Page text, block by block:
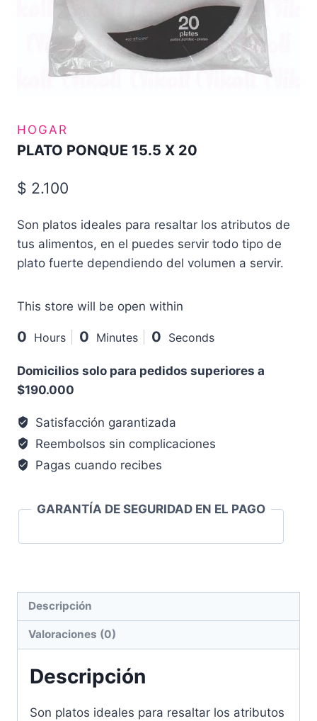
HOGAR
PLATO PONQUE 15.5 X 20
$ 2.100
Son platos ideales para resaltar los atributos de
tus alimentos, en el puedes servir todo tipo de
plato fuerte dependiendo del volumen a servir.
This store will be open within
0 Hours 0 Minutes 0 Seconds
Domicilios solo para pedidos superiores a
$190.000
Satisfacción garantizada
Reembolsos sin complicaciones
Pagas cuando recibes
GARANTÍA DE SEGURIDAD EN EL PAGO
Descripción
Valoraciones (0)
Descripción
Son platos ideales para resaltar los atributos